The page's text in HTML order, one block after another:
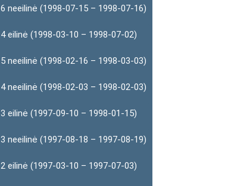
6 neeilinė (1998-07-15 – 1998-07-16)
4 eilinė (1998-03-10 – 1998-07-02)
5 neeilinė (1998-02-16 – 1998-03-03)
4 neeilinė (1998-02-03 – 1998-02-03)
3 eilinė (1997-09-10 – 1998-01-15)
3 neeilinė (1997-08-18 – 1997-08-19)
2 eilinė (1997-03-10 – 1997-07-03)